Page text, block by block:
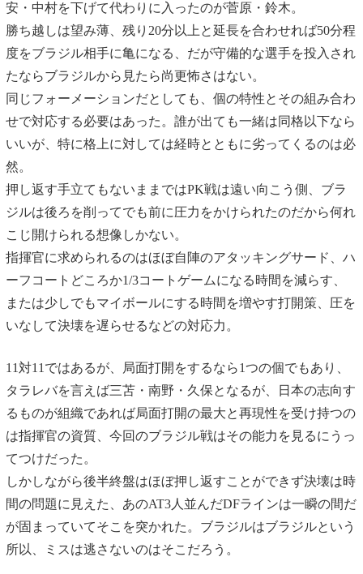
安・中村を下げて代わりに入ったのが菅原・鈴木。
勝ち越しは望み薄、残り20分以上と延長を合わせれば50分程
度をブラジル相手に亀になる、だが守備的な選手を投入され
たならブラジルから見たら尚更怖さはない。
同じフォーメーションだとしても、個の特性とその組み合わ
せで対応する必要はあった。誰が出ても一緒は同格以下なら
いいが、特に格上に対しては経時とともに劣ってくるのは必
然。
押し返す手立てもないままではPK戦は遠い向こう側、ブラ
ジルは後ろを削ってでも前に圧力をかけられたのだから何れ
こじ開けられる想像しかない。
指揮官に求められるのはほぼ自陣のアタッキングサード、ハ
ーフコートどころか1/3コートゲームになる時間を減らす、
または少しでもマイボールにする時間を増やす打開策、圧を
いなして決壊を遅らせるなどの対応力。
11対11ではあるが、局面打開をするなら1つの個でもあり、
タラレバを言えば三苫・南野・久保となるが、日本の志向す
るものが組織であれば局面打開の最大と再現性を受け持つの
は指揮官の資質、今回のブラジル戦はその能力を見るにうっ
てつけだった。
しかしながら後半終盤はほぼ押し返すことができず決壊は時
間の問題に見えた、あのAT3人並んだDFラインは一瞬の間だ
が固まっていてそこを突かれた。ブラジルはブラジルという
所以、ミスは逃さないのはそこだろう。